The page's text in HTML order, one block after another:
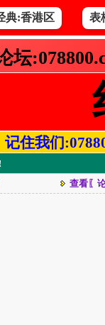
典:香港区 表
坛
记住我们
查看〖